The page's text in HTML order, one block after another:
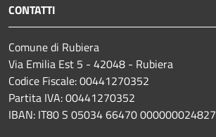
CONTATTI
Comune di Rubiera
Via Emilia Est 5 - 42048 - Rubiera
Codice Fiscale: 00441270352
Partita IVA: 00441270352
IBAN: IT80 S 05034 66470 000000024827